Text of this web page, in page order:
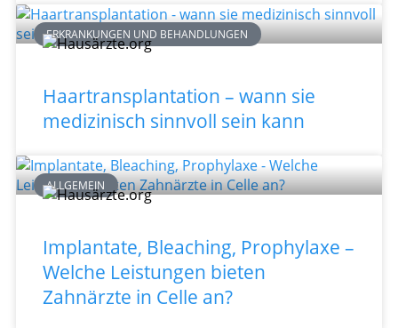
ERKRANKUNGEN UND BEHANDLUNGEN
Haartransplantation – wann sie
medizinisch sinnvoll sein kann
ALLGEMEIN
Implantate, Bleaching, Prophylaxe –
Welche Leistungen bieten
Zahnärzte in Celle an?